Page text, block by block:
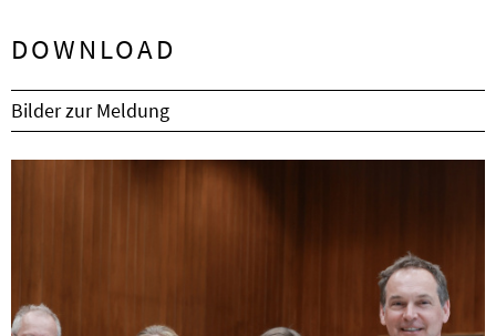
DOWNLOAD
Bilder zur Meldung